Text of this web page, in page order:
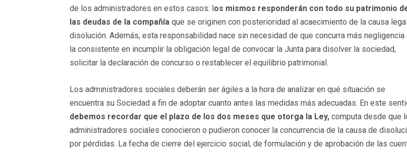
de los administradores en estos casos: los mismos responderán con todo su patrimonio
las deudas de la compañía que se originen con posterioridad al acaecimiento de la causa
disolución. Además, esta responsabilidad nace sin necesidad de que concurra más negligencia
la consistente en incumplir la obligación legal de convocar la Junta para disolver la sociedad,
solicitar la declaración de concurso o restablecer el equilibrio patrimonial.
Los administradores sociales deberán ser ágiles a la hora de analizar en qué situación se
encuentra su Sociedad a fin de adoptar cuanto antes las medidas más adecuadas. En este
debemos recordar que el plazo de los dos meses que otorga la Ley, computa desde que
administradores sociales conocieron o pudieron conocer la concurrencia de la causa de
por pérdidas. La fecha de cierre del ejercicio social, de formulación y de aprobación de las